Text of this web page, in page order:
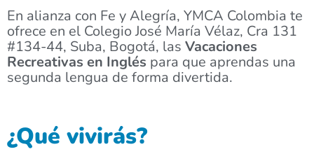
En alianza con Fe y Alegría, YMCA Colombia te
ofrece en el Colegio José María Vélaz, Cra 131
#134-44, Suba, Bogotá, las Vacaciones
Recreativas en Inglés para que aprendas una
segunda lengua de forma divertida.
¿Qué vivirás?